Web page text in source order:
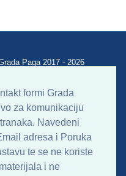
formi Grada
za komunikaciju
Navedeni
adresa i Poruka
te se ne koriste
i ne
Paga 2017 - 2026
Kontakt
RSS